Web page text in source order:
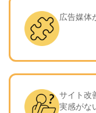
広告媒体
サイト改
実感がな